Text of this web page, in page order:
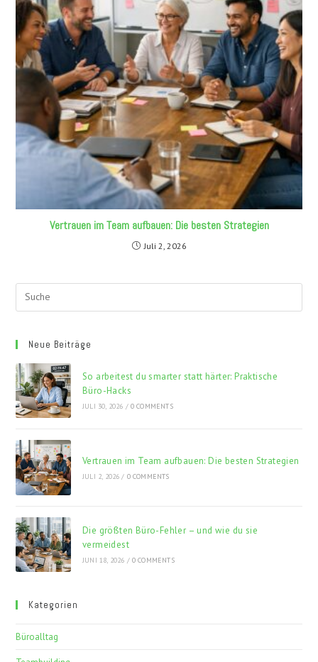
Vertrauen im Team aufbauen: Die besten Strategien
Juli 2, 2026
Neue Beiträge
So arbeitest du smarter statt härter: Praktische
Büro-Hacks
JULI 30, 2026 / 0 COMMENTS
Vertrauen im Team aufbauen: Die besten Strategien
JULI 2, 2026 / 0 COMMENTS
Die größten Büro-Fehler – und wie du sie
vermeidest
JUNI 18, 2026 / 0 COMMENTS
Kategorien
Büroalltag